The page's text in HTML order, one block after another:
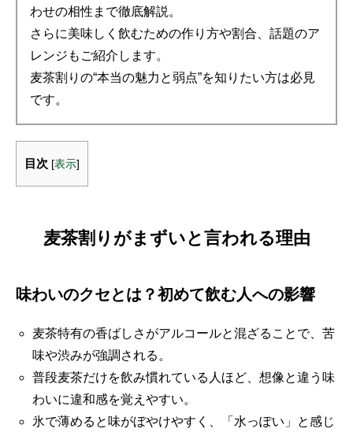
わせの相性まで徹底解説。
さらに美味しく飲むための作り方や割合、話題のア
レンジもご紹介します。
麦茶割りの“本当の魅力と弱点”を知りたい方は必見
です。
目次 [表示]
麦茶割りがまずいと言われる理由
味わいのクセとは？初めて飲む人への影響
麦茶特有の香ばしさがアルコールと混ざることで、苦
味や渋みが強調される。
普段麦茶だけを飲み慣れている人ほど、想像と違う味
わいに違和感を覚えやすい。
氷で薄めると味がぼやけやすく、「水っぽい」と感じ